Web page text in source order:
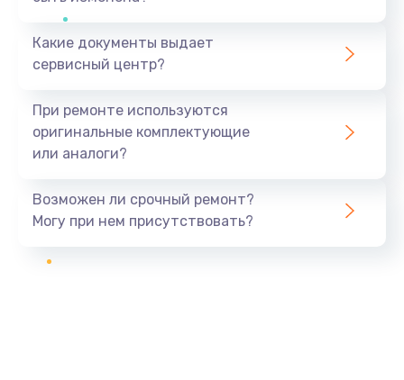
Какие документы выдает
сервисный центр?
При ремонте используются
оригинальные комплектующие
или аналоги?
Возможен ли срочный ремонт?
Могу при нем присутствовать?